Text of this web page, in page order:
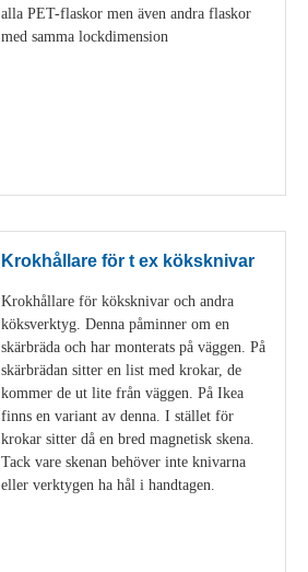
alla PET-flaskor men även andra flaskor
med samma lockdimension
Krokhållare för t ex köksknivar
Krokhållare för köksknivar och andra
köksverktyg. Denna påminner om en
skärbräda och har monterats på väggen. På
skärbrädan sitter en list med krokar, de
kommer de ut lite från väggen. På Ikea
finns en variant av denna. I stället för
krokar sitter då en bred magnetisk skena.
Tack vare skenan behöver inte knivarna
eller verktygen ha hål i handtagen.